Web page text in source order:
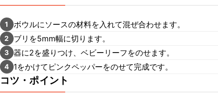
1 ボウルにソースの材料を入れて混ぜ合わせます。
2 ブリを5mm幅に切ります。
3 器に2を盛りつけ、ベビーリーフをのせます。
4 1をかけてピンクペッパーをのせて完成です。
コツ・ポイント